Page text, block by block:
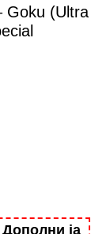
Goku (Ultra
ја